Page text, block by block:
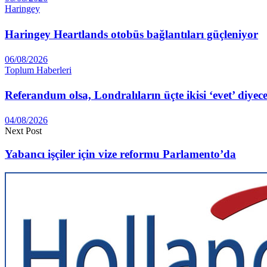
Haringey
Haringey Heartlands otobüs bağlantıları güçleniyor
06/08/2026
Toplum Haberleri
Referandum olsa, Londralıların üçte ikisi ‘evet’
04/08/2026
Next Post
Yabancı işçiler için vize reformu Parlamento’da